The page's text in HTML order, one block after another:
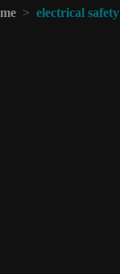
electrical safety